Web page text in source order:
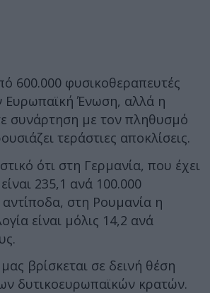
600.000 φυσικοθεραπευτές
Ευρωπαϊκή Ένωση, αλλά η
συνάρτηση με τον πληθυσμό
τεράστιες αποκλίσεις.
ότι στη Γερμανία, που έχει
235,1 ανά 100.000
αντίποδα, στη Ρουμανία η
είναι μόλις 14,2 ανά
βρίσκεται σε δεινή θέση
δυτικοευρωπαϊκών κρατών.